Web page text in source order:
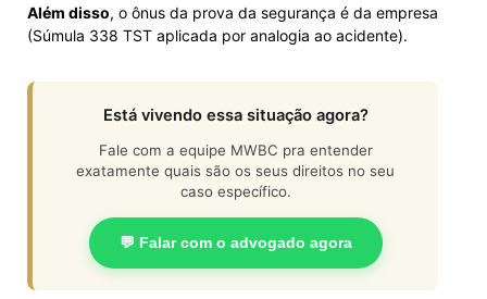
Além disso, o ônus da prova da segurança é da empresa
(Súmula 338 TST aplicada por analogia ao acidente).
Está vivendo essa situação agora?
Fale com a equipe MWBC pra entender
exatamente quais são os seus direitos no seu
caso específico.
💬 Falar com o advogado agora